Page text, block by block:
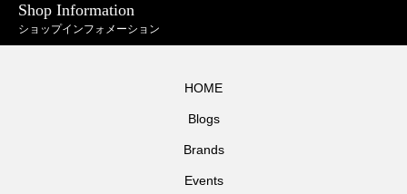
Shop Information
ショップインフォメーション
HOME
Blogs
Brands
Events